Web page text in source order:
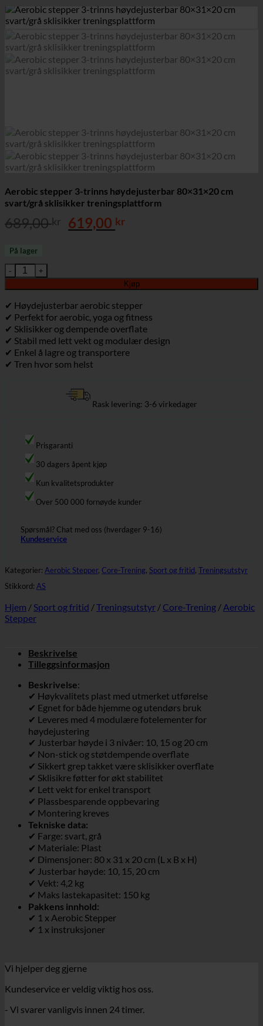
Aerobic stepper 3-trinns høydejusterbar 80×31×20 cm
svart/grå sklisikker treningsplattform
689,00kr
Opprinnelig
pris
619,00 krNåværende
På lager
Aerobic stepper 3-trinns høydejusterbar 80×31×20 cm svart/
Kjøp
✔ Høydejusterbar aerobic stepper
✔ Perfekt for aerobic, yoga og fitness
✔ Sklisikker og dempende overflate
✔ Stabil med lett vekt og modulær design
✔ Enkel å lagre og transportere
✔ Tren hvor som helst
Rask levering: 3-6 virkedager
Prisgaranti
30 dagers åpent kjøp
Kun kvalitetsprodukter
Over 500 000 fornøyde kunder
Spørsmål? Chat med oss (hverdager 9-16)
Kundeservice
Kategorier: Aerobic Stepper, Core-Trening, Sport og fritid, Treningsutstyr
Stikkord: AS
Hjem / Sport og fritid /Treningsutstyr / Core-Trening / Aerobic
Stepper
Beskrivelse
Tilleggsinformasjon
Beskrivelse:
✔ Høykvalitets plast med utmerket utførelse
✔ Egnet for både hjemme og utendørs bruk
✔ Leveres med 4 modulære fotelementer for
høydejustering
✔ Justerbar høyde i 3 nivåer: 10, 15 og 20 cm
✔ Non-stick og støtdempende overflate
✔ Sikkert grep takket være sklisikker overflate
✔ Sklisikre føtter for økt stabilitet
✔ Lett vekt for enkel transport
✔ Plassbesparende oppbevaring
✔ Montering kreves
Tekniske data:
✔ Farge: svart, grå
✔ Materiale: Plast
✔ Dimensjoner: 80 x 31 x 20 cm (L x B x H)
✔ Justerbar høyde: 10, 15, 20 cm
✔ Vekt: 4,2 kg
✔ Maks lastekapasitet: 150 kg
Pakkens innhold:
✔ 1 x Aerobic Stepper
✔ 1 x instruksjoner
Vi hjelper deg gjerne
Kundeservice er veldig viktig hos oss.
- Vi svarer vanligvis innen 24 timer.